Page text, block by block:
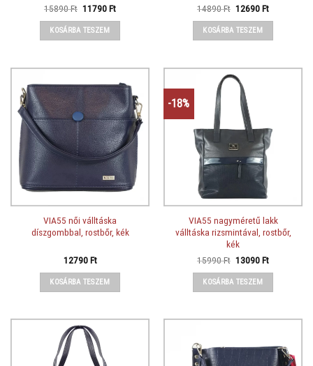
15890Ft Original
was:
15890 Ft.
11790FtCurrent
KOSÁRBA TESZEM
14890Ft Original
was:
14890 Ft.
12690FtCurrent
KOSÁRBA TESZEM
VIA55 női válltáska
díszgombbal, rostbőr, kék
12790Ft
KOSÁRBA TESZEM
-18%
VIA55 nagyméretű lakk
válltáska rizsmintával, rostbőr,
kék
15990Ft Original
was:
15990 Ft.
13090FtCurrent
KOSÁRBA TESZEM